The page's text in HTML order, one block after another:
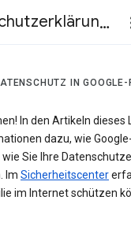
Datenschutzerklärung & Nutzungsbedingungen
IN GOOGLE-
In den Artikeln dieses
dazu, wie
Sie Ihre
Im Sicherheitscenter
im Internet schützen